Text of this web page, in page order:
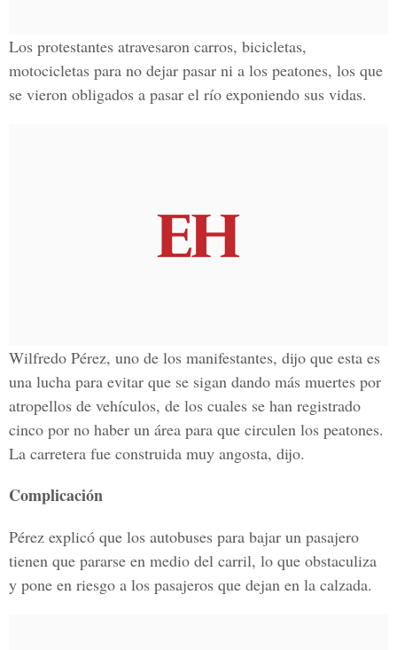
Los protestantes atravesaron carros, bicicletas,
motocicletas para no dejar pasar ni a los peatones, los que
se vieron obligados a pasar el río exponiendo sus vidas.
Wilfredo Pérez, uno de los manifestantes, dijo que esta es
una lucha para evitar que se sigan dando más muertes por
atropellos de vehículos, de los cuales se han registrado
cinco por no haber un área para que circulen los peatones.
La carretera fue construida muy angosta, dijo.
Complicación
Pérez explicó que los autobuses para bajar un pasajero
tienen que pararse en medio del carril, lo que obstaculiza
y pone en riesgo a los pasajeros que dejan en la calzada.